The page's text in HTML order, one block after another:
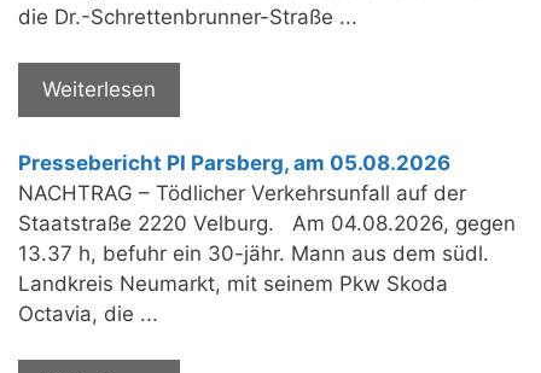
die Dr.-Schrettenbrunner-Straße ...
Weiterlesen
Pressebericht PI Parsberg, am 05.08.2026
NACHTRAG – Tödlicher Verkehrsunfall auf der
Staatstraße 2220 Velburg. Am 04.08.2026, gegen
13.37 h, befuhr ein 30-jähr. Mann aus dem südl.
Landkreis Neumarkt, mit seinem Pkw Skoda
Octavia, die ...